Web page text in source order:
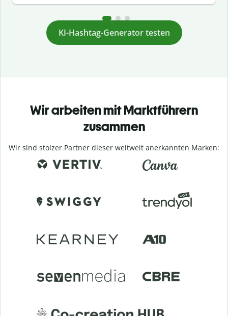
KI-Hashtag-Generator testen
Wir arbeiten mit Marktführern
zusammen
Wir sind stolzer Partner dieser weltweit anerkannten Marken: